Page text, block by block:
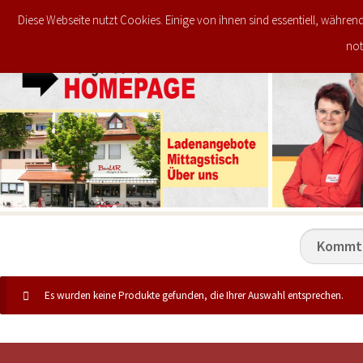
JETZT IM ANGEBOT STARTSEITE
Es wurden keine Produkte gefunden, die Ihrer Auswahl entsprechen.
Diese Webseite nutzt Cookies. Einige von ihnen sind essentiell,